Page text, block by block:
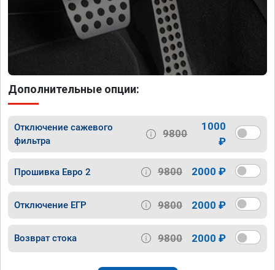
Дополнительные опции:
Отключение сажевого
фильтра
9800
1000
₽
Прошивка Евро 2 9800 2000 ₽
Отключение ЕГР 9800 2000 ₽
Возврат стока 9800 2000 ₽